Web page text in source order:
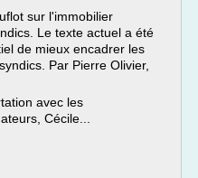
sur l'immobilier
Le texte actuel a été
de mieux encadrer les
Par Pierre Olivier,
avec les
Cécile...